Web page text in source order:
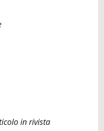
in rivista